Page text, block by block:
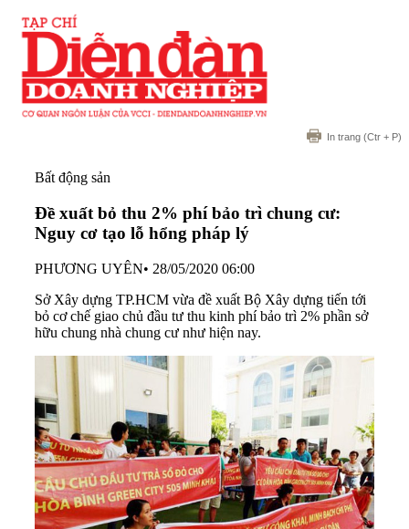
In trang (Ctr + P)
Bất động sản
Đề xuất bỏ thu 2% phí bảo trì chung cư:
Nguy cơ tạo lỗ hổng pháp lý
PHƯƠNG UYÊN• 28/05/2020 06:00
Sở Xây dựng TP.HCM vừa đề xuất Bộ Xây dựng tiến tới
bỏ cơ chế giao chủ đầu tư thu kinh phí bảo trì 2% phần sở
hữu chung nhà chung cư như hiện nay.